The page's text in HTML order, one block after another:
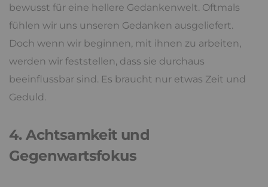
bewusst für eine hellere Gedankenwelt. Oftmals
fühlen wir uns unseren Gedanken ausgeliefert.
Doch wenn wir beginnen, mit ihnen zu arbeiten,
werden wir feststellen, dass sie durchaus
beeinflussbar sind. Es braucht nur etwas Zeit und
Geduld.
4. Achtsamkeit und
Gegenwartsfokus